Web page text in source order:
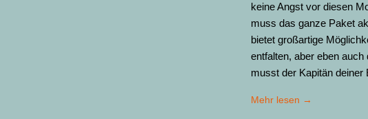
keine Angst vor diesen
muss das ganze Paket
bietet großartige
entfalten, aber eben
musst der Kapitän
Mehr lesen →